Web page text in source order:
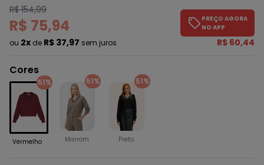
R$ 154,99
R$ 75,94
ou 2x de R$ 37,97 sem juros
PREÇO AGORA
NO APP
R$ 60,44
Cores
51%
Vermelho
51%
Marrom
51%
Preto